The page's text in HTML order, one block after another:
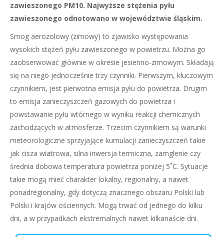
zawieszonego PM10. Najwyższe stężenia pyłu
zawieszonego odnotowano w województwie śląskim.
Smog aerozolowy (zimowy) to zjawisko występowania
wysokich stężeń pyłu zawieszonego w powietrzu. Można go
zaobserwować głównie w okresie jesienno-zimowym. Składają
się na niego jednocześnie trzy czynniki. Pierwszym, kluczowym
czynnikiem, jest pierwotna emisja pyłu do powietrza. Drugim
to emisja zanieczyszczeń gazowych do powietrza i
powstawanie pyłu wtórnego w wyniku reakcji chemicznych
zachodzących w atmosferze. Trzecim czynnikiem są warunki
meteorologiczne sprzyjające kumulacji zanieczyszczeń takie
jak cisza wiatrowa, silna inwersja termiczna, zamglenie czy
średnia dobowa temperatura powietrza poniżej 5˚C. Sytuacje
takie mogą mieć charakter lokalny, regionalny, a nawet
ponadregionalny, gdy dotyczą znacznego obszaru Polski lub
Polski i krajów ościennych. Mogą trwać od jednego do kilku
dni, a w przypadkach ekstremalnych nawet kilkanaście dni.